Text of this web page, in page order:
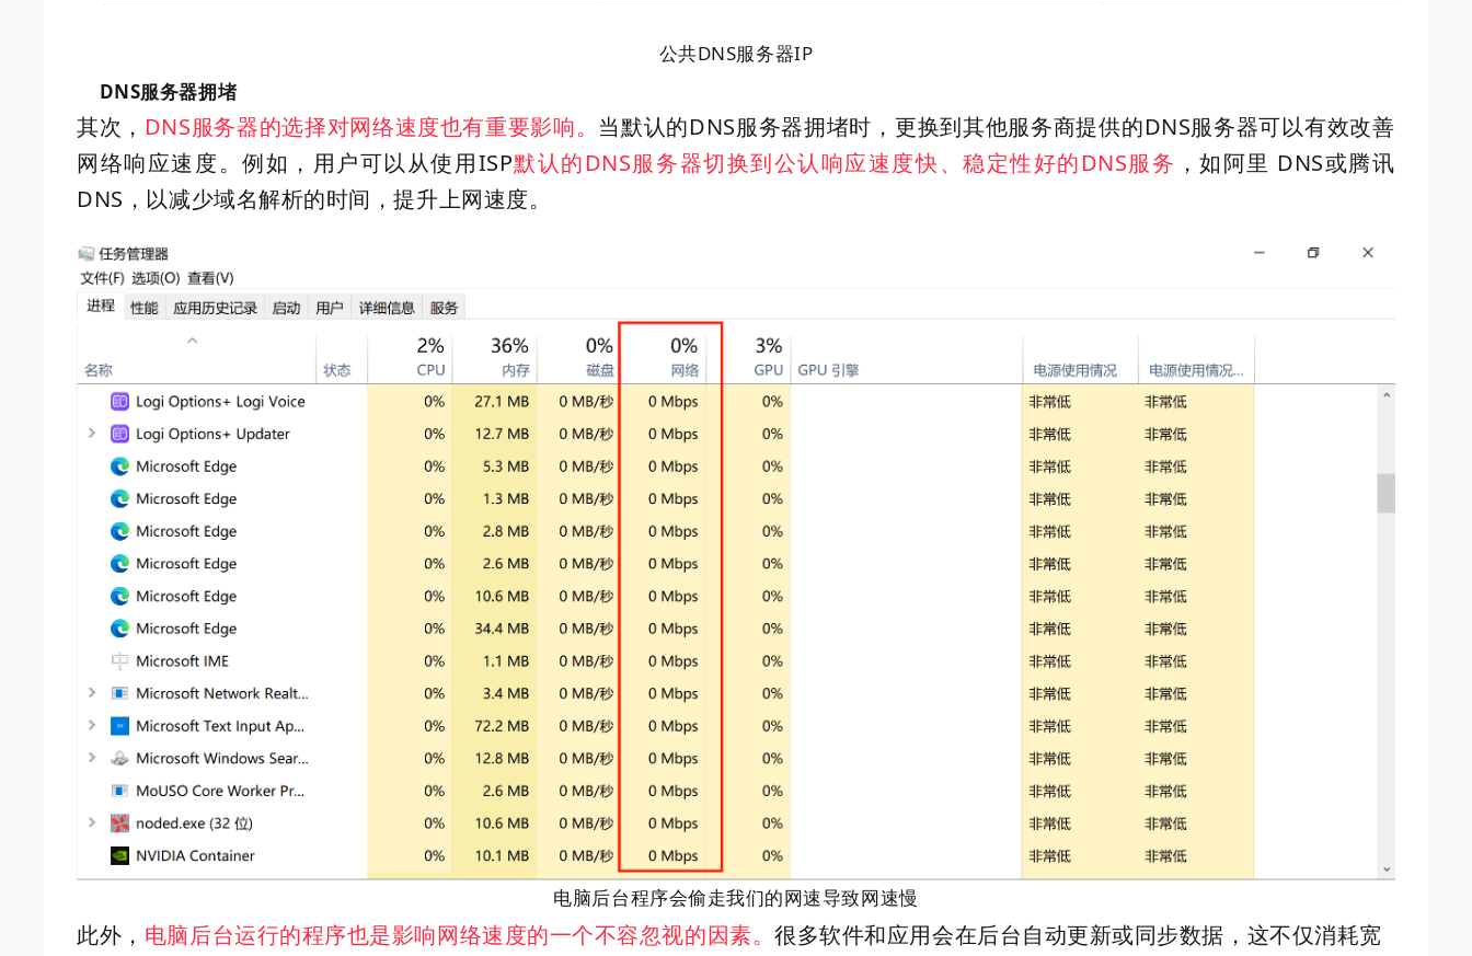
公共DNS服务器IP
DNS服务器拥堵
其次， DNS服务器的选择对网络速度也有重要影响。 当默认的DNS服务器拥堵时，更换到其他服务商提供的DNS服务器可以有效改善
网络响应速度。例如，用户可以从使用ISP默认的DNS服务器切换到公认响应速度快、稳定性好的DNS服务 ，如阿里 DNS或腾讯
DNS，以减少域名解析的时间，提升上网速度。
电脑后台程序会偷走我们的网速导致网速慢
此外， 电脑后台运行的程序也是影响网络速度的一个不容忽视的因素。很多软件和应用会在后台自动更新或同步数据，这不仅消耗宽